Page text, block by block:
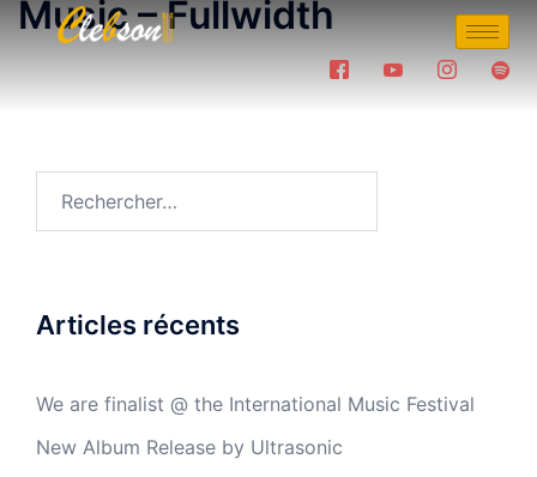
Music – Fullwidth
Articles récents
We are finalist @ the International Music Festival
New Album Release by Ultrasonic